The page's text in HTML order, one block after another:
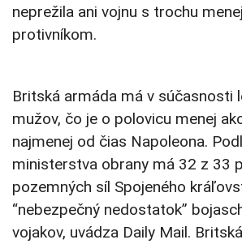
neprežila ani vojnu s trochu
protivníkom.
Britská armáda má v súčasnosti
mužov, čo je o polovicu menej
najmenej od čias Napoleona.
ministerstva obrany má 32 z 33
pozemných síl Spojeného
“nebezpečný nedostatok”
vojakov, uvádza Daily Mail.